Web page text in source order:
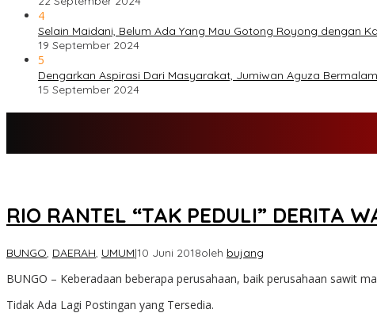
4
Selain Maidani, Belum Ada Yang Mau Gotong Royong dengan
19 September 2024
5
Dengarkan Aspirasi Dari Masyarakat, Jumiwan Aguza
15 September 2024
RIO RANTEL “TAK PEDULI” DERITA
BUNGO, DAERAH, UMUM|10 Juni 2018oleh bujang
BUNGO – Keberadaan beberapa perusahaan, baik perusahaan sawit
Tidak Ada Lagi Postingan yang Tersedia.